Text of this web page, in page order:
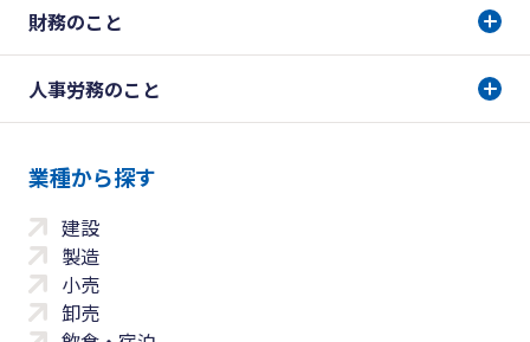
財務のこと
人事労務のこと
業種から探す
建設
製造
小売
卸売